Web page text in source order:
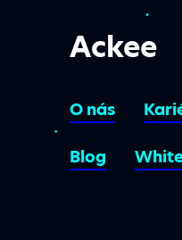
Ackee
O nás
Blog